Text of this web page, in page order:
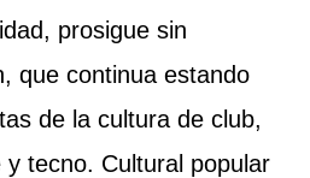
prosigue sin
que continua estando
de la cultura de club,
tecno. Cultural popular